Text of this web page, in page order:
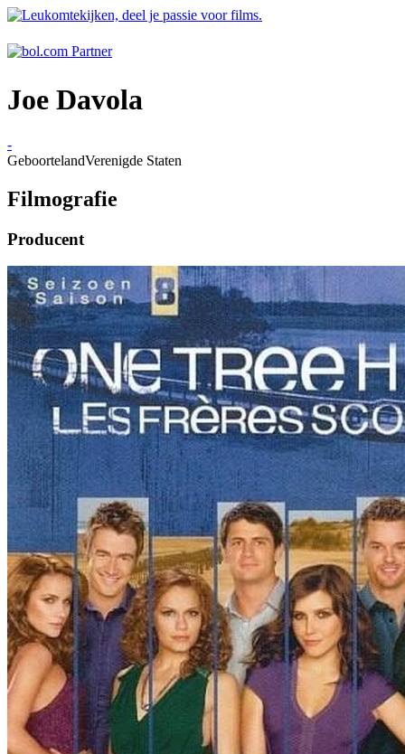
Joe Davola
-
GeboortelandVerenigde Staten
Filmografie
Producent